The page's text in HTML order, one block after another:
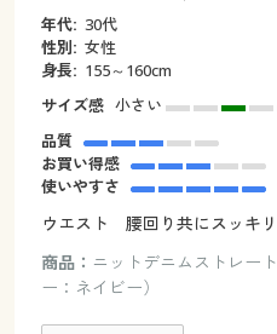
年代: 30代
性別: 女性
身長: 155～160cm
サイズ感 小さい
品質
お買い得感
使いやすさ
ウエスト 腰回り共にスッキリ
商品： ニットデニムストレー
ー：ネイビー）